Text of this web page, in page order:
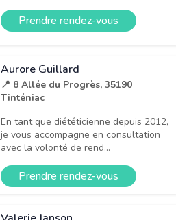
Prendre rendez-vous
Aurore Guillard
📍 8 Allée du Progrès, 35190
Tinténiac
En tant que diététicienne depuis 2012,
je vous accompagne en consultation
avec la volonté de rend...
Prendre rendez-vous